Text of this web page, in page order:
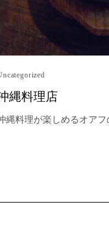
縄料理店
縄料理が楽しめるオアフ